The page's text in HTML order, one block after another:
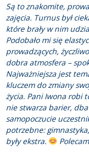
Są to znakomite,
zajęcia. Turnus był
które brały w nim
Podobało mi się
prowadzących,
dobra atmosfera –
Najważniejsza jest
kluczem do zmiany
życia. Pani Iwona robi
nie stwarza barier,
samopoczucie
potrzebne:
były ekstra.